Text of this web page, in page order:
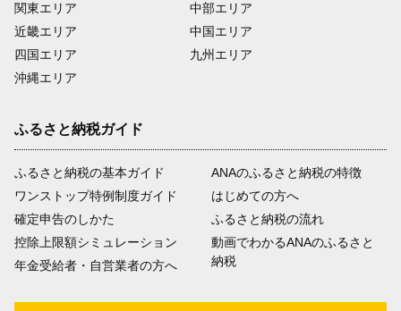
関東エリア
近畿エリア
四国エリア
沖縄エリア
中部エリア
中国エリア
九州エリア
ふるさと納税ガイド
ふるさと納税の基本ガイド
ワンストップ特例制度ガイド
確定申告のしかた
控除上限額シミュレーション
年金受給者・自営業者の方へ
ANAのふるさと納税の特徴
はじめての方へ
ふるさと納税の流れ
動画でわかるANAのふるさと
納税